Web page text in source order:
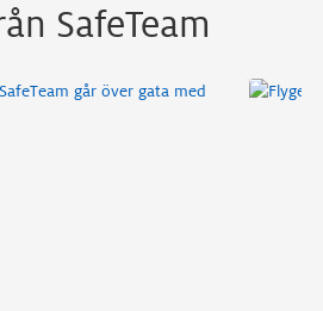
SafeTeam